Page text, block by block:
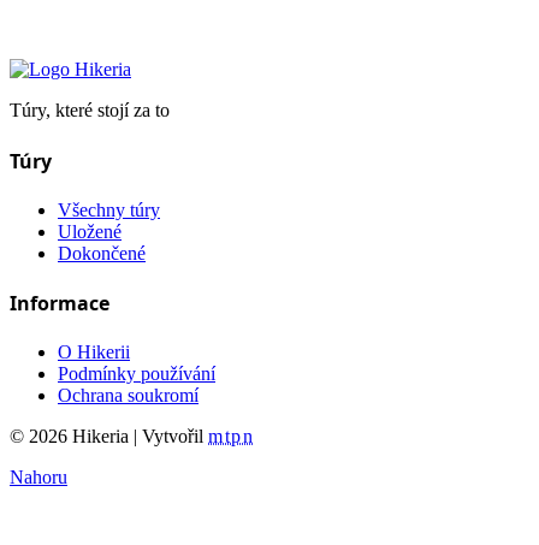
Hikeria
Túry, které stojí za to
Túry
Všechny túry
Uložené
Dokončené
Informace
O Hikerii
Podmínky používání
Ochrana soukromí
© 2026 Hikeria | Vytvořil mtpn
Nahoru